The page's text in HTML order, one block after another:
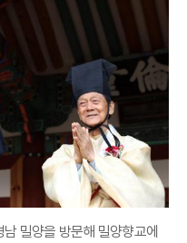
밀양을 방문해 밀양향교에